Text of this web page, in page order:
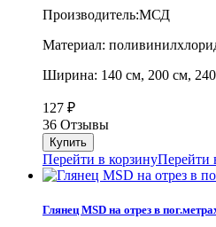
Производитель:МСД
Материал:
Ширина: 140 см, 200 см,
127 ₽
36 Отзывы
Перейти в корзинуПерейти
Глянец MSD на отрез в